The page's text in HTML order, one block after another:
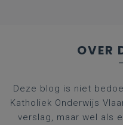
OVER
Deze blog is niet
Katholiek Onderwijs
verslag, maar wel als